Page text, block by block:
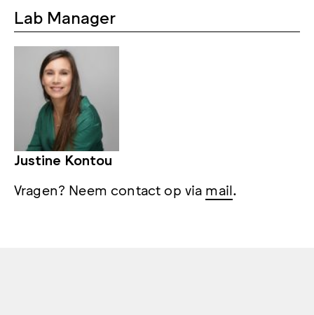
Lab Manager
Justine Kontou
Vragen? Neem contact op via mail.